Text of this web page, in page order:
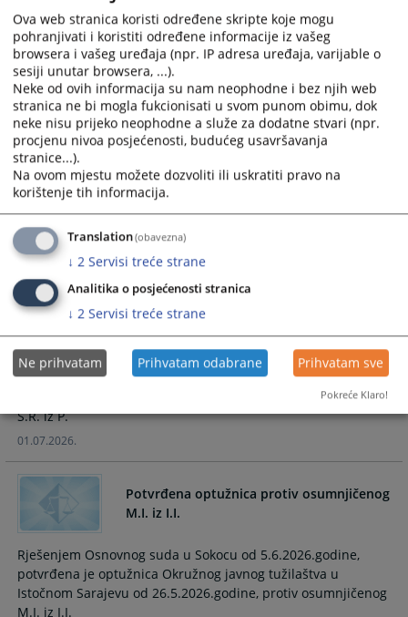
4.7.2026.godine rješenje kojim je prema osumnjičenom S.K.
iz P.
06.07.2026.
Potvrđena optužnica protiv osumnjičenog
N.V. iz S.
Rješenjem Osnovnog suda u Sokocu od 22.6.2026.godine,
potvrđena je optužnica Okružnog javnog tužilaštva u
Istočnom Sarajevu od 10.6.2026.godine, protiv osumnjičenog
N.V. iz S.
01.07.2026.
Potvrđena optužnica protiv osumnjičenog
S.R. iz P.
Rješenjem Osnovnog suda u Sokocu od 22.6.2026.godine,
potvrđena je optužnica Okružnog javnog tužilaštva u
Istočnom Sarajevu od 11.6.2026.godine, protiv osumnjičenog
S.R. iz P.
01.07.2026.
Potvrđena optužnica protiv osumnjičenog
M.I. iz I.I.
Rješenjem Osnovnog suda u Sokocu od 5.6.2026.godine,
potvrđena je optužnica Okružnog javnog tužilaštva u
Istočnom Sarajevu od 26.5.2026.godine, protiv osumnjičenog
M.I. iz I.I.
Ova web stranica koristi određene skripte koje mogu
pohranjivati i koristiti određene informacije iz vašeg
browsera i vašeg uređaja (npr. IP adresa uređaja, varijable o
sesiji unutar browsera, ...).
Neke od ovih informacija su nam neophodne i bez njih web
stranica ne bi mogla fukcionisati u svom punom obimu, dok
neke nisu prijeko neophodne a služe za dodatne stvari (npr.
procjenu nivoa posjećenosti, budućeg usavršavanja
stranice...).
Na ovom mjestu možete dozvoliti ili uskratiti pravo na
korištenje tih informacija.
Translation(obavezna)
↓ 2 Servisi treće strane
Analitika o posjećenosti stranica
↓ 2 Servisi treće strane
Ne prihvatam Prihvatam odabrane Prihvatam sve
Pokreće Klaro!